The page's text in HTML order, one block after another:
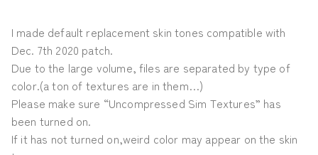
I made default replacement skin tones compatible with
Dec. 7th 2020 patch.
Due to the large volume, files are separated by type of
color.(a ton of textures are in them…)
Please make sure “Uncompressed Sim Textures” has
been turned on.
If it has not turned on,weird color may appear on the skin